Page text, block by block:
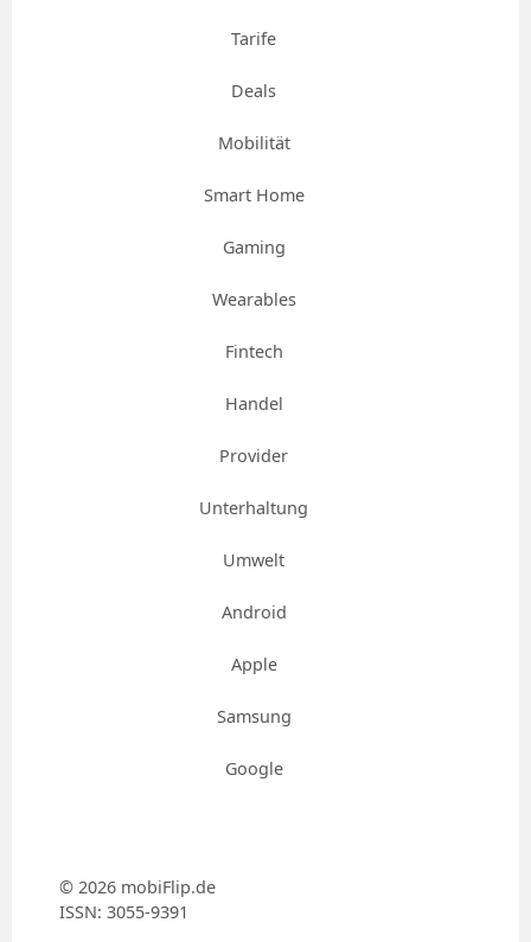
Tarife
Deals
Mobilität
Smart Home
Gaming
Wearables
Fintech
Handel
Provider
Unterhaltung
Umwelt
Android
Apple
Samsung
Google
© 2026 mobiFlip.de
ISSN: 3055-9391